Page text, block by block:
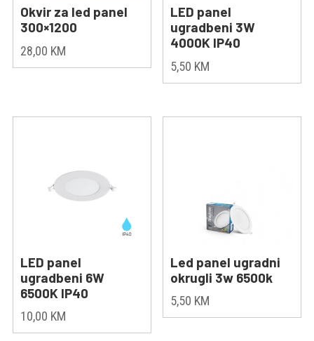
Okvir za led panel
300×1200
28,00 KM
LED panel
ugradbeni 3W
4000K IP40
5,50 KM
LED panel
ugradbeni 6W
6500K IP40
10,00 KM
Led panel ugradni
okrugli 3w 6500k
5,50 KM